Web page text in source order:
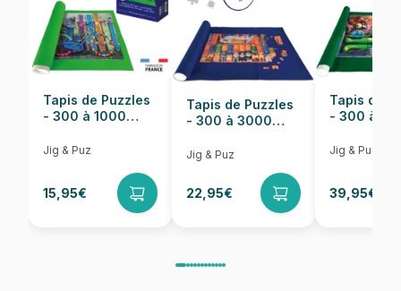
Dimensions 98 x 69 cm
Tapis de Puzzles
- 300 à 1000
Jig & Puz
15,95€
Tapis de Puzzles
- 300 à 3000
Jig & Puz
22,95€
Tapis de
- 300 à
Jig & Puz
39,95€